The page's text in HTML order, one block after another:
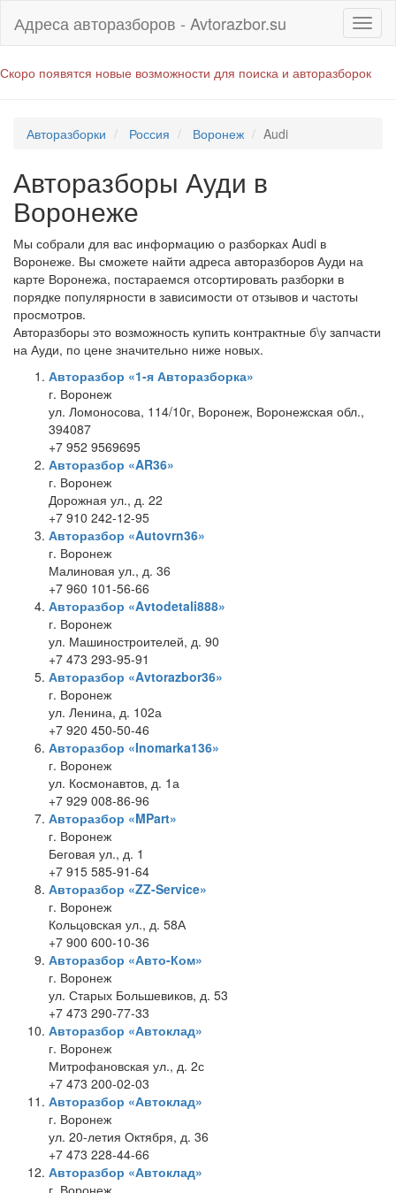
Адреса авторазборов - Avtorazbor.su
Скоро появятся новые возможности для поиска и авторазборок
Авторазборки Россия Воронеж Audi
Авторазборы Ауди в
Воронеже
Мы собрали для вас информацию о разборках Audi в
Воронеже. Вы сможете найти адреса авторазборов Ауди на
карте Воронежа, постараемся отсортировать разборки в
порядке популярности в зависимости от отзывов и частоты
просмотров.
Авторазборы это возможность купить контрактные б\у запчасти
на Ауди, по цене значительно ниже новых.
Авторазбор «1-я Авторазборка»
г. Воронеж
ул. Ломоносова, 114/10г, Воронеж, Воронежская обл.,
394087
+7 952 9569695
Авторазбор «AR36»
г. Воронеж
Дорожная ул., д. 22
+7 910 242-12-95
Авторазбор «Autovrn36»
г. Воронеж
Малиновая ул., д. 36
+7 960 101-56-66
Авторазбор «Avtodetali888»
г. Воронеж
ул. Машиностроителей, д. 90
+7 473 293-95-91
Авторазбор «Avtorazbor36»
г. Воронеж
ул. Ленина, д. 102а
+7 920 450-50-46
Авторазбор «Inomarka136»
г. Воронеж
ул. Космонавтов, д. 1а
+7 929 008-86-96
Авторазбор «MPart»
г. Воронеж
Беговая ул., д. 1
+7 915 585-91-64
Авторазбор «ZZ-Service»
г. Воронеж
Кольцовская ул., д. 58А
+7 900 600-10-36
Авторазбор «Авто-Ком»
г. Воронеж
ул. Старых Большевиков, д. 53
+7 473 290-77-33
Авторазбор «Автоклад»
г. Воронеж
Митрофановская ул., д. 2с
+7 473 200-02-03
Авторазбор «Автоклад»
г. Воронеж
ул. 20-летия Октября, д. 36
+7 473 228-44-66
Авторазбор «Автоклад»
г. Воронеж